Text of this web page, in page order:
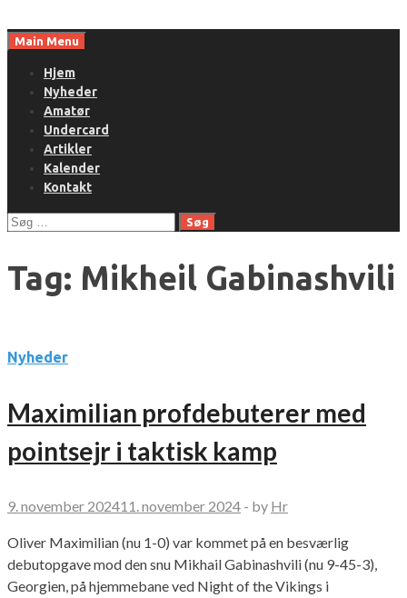
toMain Menu
Hjem
Nyheder
Amatør
Undercard
Artikler
Kalender
Kontakt
Søg
Tag: Mikheil Gabinashvili
Nyheder
Maximilian profdebuterer med
pointsejr i taktisk kamp
9. november 202411. november 2024 - by Hr
Oliver Maximilian (nu 1-0) var kommet på en besværlig
debutopgave mod den snu Mikhail Gabinashvili (nu 9-45-3),
Georgien, på hjemmebane ved Night of the Vikings i